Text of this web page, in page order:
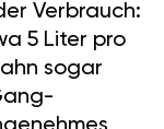
Verbrauch:
5 Liter pro
sogar